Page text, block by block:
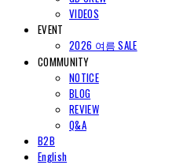
VIDEOS
EVENT
2026 여름 SALE
COMMUNITY
NOTICE
BLOG
REVIEW
Q&A
B2B
English